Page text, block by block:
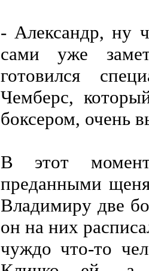
- Александр, ну
сами уже
готовился
Чемберс,
боксером, очень
В этот
преданными
Владимиру две
он на них
чуждо что-то